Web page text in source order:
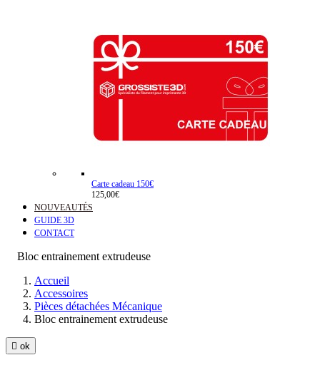
Carte cadeau 150€
125,00€
NOUVEAUTÉS
GUIDE 3D
CONTACT
Bloc entrainement extrudeuse
Accueil
Accessoires
Pièces détachées Mécanique
Bloc entrainement extrudeuse
 ok